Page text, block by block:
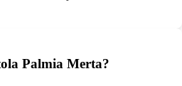
Palmia Merta?